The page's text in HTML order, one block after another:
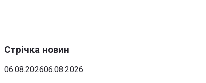
Стрічка новин
06.08.202606.08.2026